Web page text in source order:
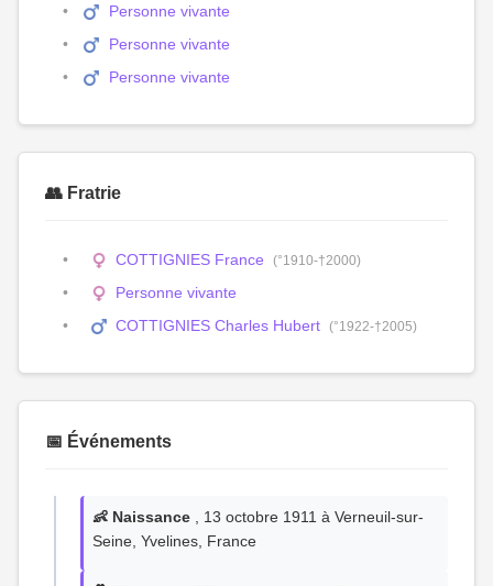
Personne vivante
Personne vivante
Personne vivante
👥 Fratrie
COTTIGNIES France (°1910-†2000)
Personne vivante
COTTIGNIES Charles Hubert (°1922-†2005)
📅 Événements
👶 Naissance , 13 octobre 1911 à Verneuil-sur-
Seine, Yvelines, France